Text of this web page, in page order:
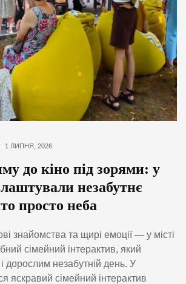
1 ЛИПНЯ, 2026
до кіно під зорями: у
незабутнє
просто неба
знайомства та щирі емоції — у місті
сімейний інтерактив, який
дорослим незабутній день. У
яскравий сімейний інтерактив